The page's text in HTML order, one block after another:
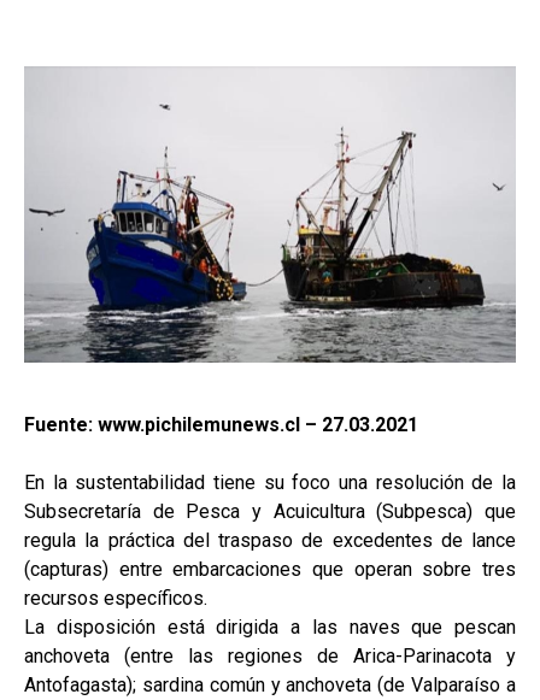
Fuente: www.pichilemunews.cl – 27.03.2021
En la sustentabilidad tiene su foco una resolución de la
Subsecretaría de Pesca y Acuicultura (Subpesca) que
regula la práctica del traspaso de excedentes de lance
(capturas) entre embarcaciones que operan sobre tres
recursos específicos.
La disposición está dirigida a las naves que pescan
anchoveta (entre las regiones de Arica-Parinacota y
Antofagasta); sardina común y anchoveta (de Valparaíso a